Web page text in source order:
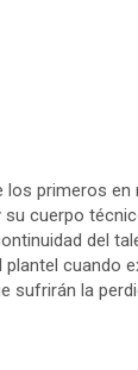
los primeros
cuerpo
del
cuando
sufrirán la